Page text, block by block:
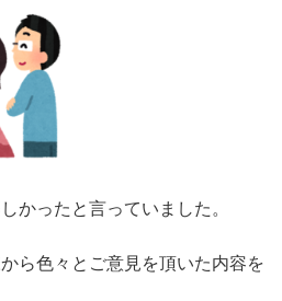
かったと言っていました。
ら色々とご意見を頂いた内容を